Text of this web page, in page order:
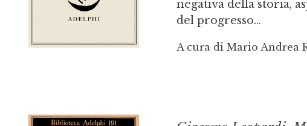
negativa della storia,
del progresso...
A cura di Mario Andrea